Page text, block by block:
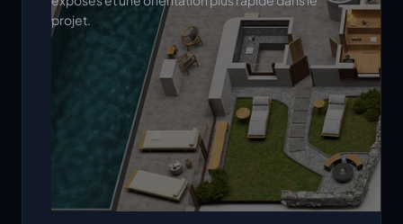
projet.